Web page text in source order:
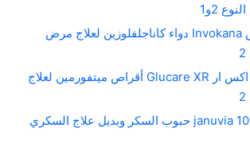
2و1
انفوكانا أقراص Invokana دواء كاناجلفلوزين لعلاج مرض
حبوب جلوكير اكس ار Glucare XR أقراص ميتفورمين لعلاج
دواء جانوفيا 100 januvia حبوب السكر وبديل علاج السكري